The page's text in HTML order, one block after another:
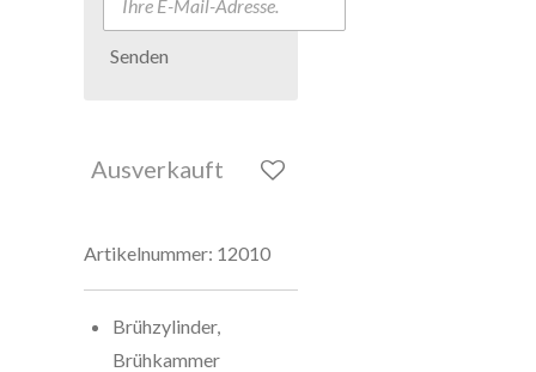
Senden
Ausverkauft
Artikelnummer: 12010
Brühzylinder,
Brühkammer